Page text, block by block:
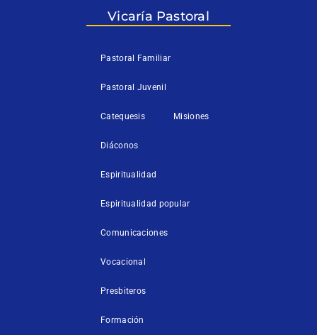
-
f
Vicaría Pastoral
Pastoral Familiar
Pastoral Juvenil
Catequesis Misiones
Diáconos
Espiritualidad
Espiritualidad popular
Comunicaciones
Vocacional
Presbiteros
Formación